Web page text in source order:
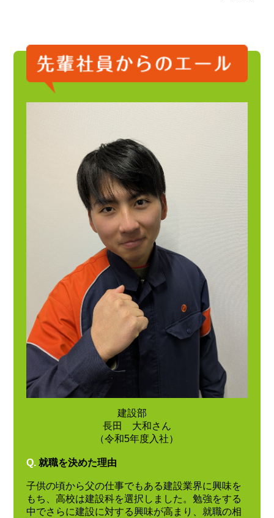
建設部
長田 大和さん
（令和5年度入社）
Q. 就職を決めた理由
子供の頃から父の仕事でもある建設業界に興味を
もち、高校は建設科を選択しました。勉強をする
中でさらに建設に対する興味が高まり、就職の相